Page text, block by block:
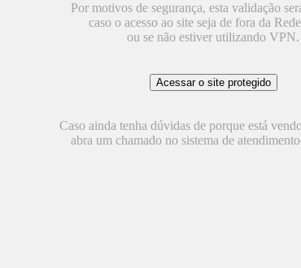
Por motivos de segurança, esta validação
caso o acesso ao site seja de fora da
ou se não estiver utilizando VPN.
Caso ainda tenha dúvidas de porque está
abra um chamado no sistema de